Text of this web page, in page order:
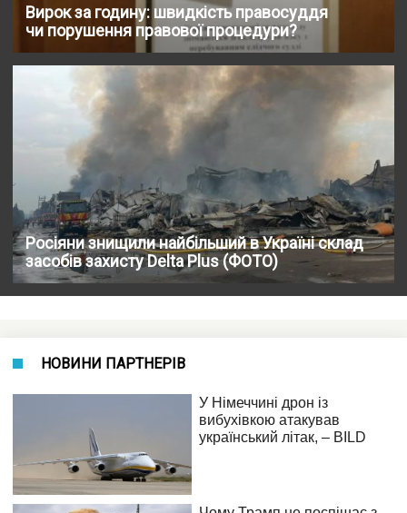
Вирок за годину: швидкість правосуддя
чи порушення правової процедури?
Росіяни знищили найбільший в Україні склад
засобів захисту Delta Plus (ФОТО)
НОВИНИ ПАРТНЕРІВ